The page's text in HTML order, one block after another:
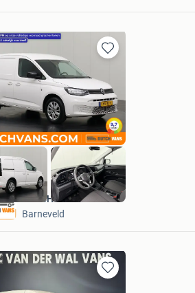
Bewaren
Mijn
Favorieten
DUTCH Vans
Barneveld
Bewaren